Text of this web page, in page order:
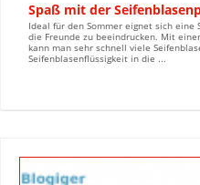
Spaß mit der
Ideal für den Sommer eignet sich eine
die Freunde zu beeindrucken. Mit
kann man sehr schnell viele
Seifenblasenflüssigkeit in die ...